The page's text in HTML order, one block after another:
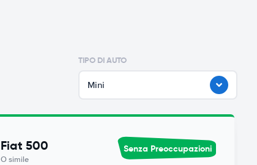
TIPO DI AUTO
Mini
Fiat 500
O simile
Senza Preoccupazioni